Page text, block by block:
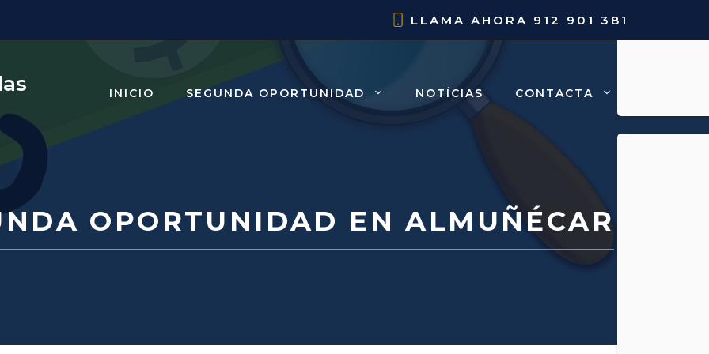
LLAMA AHORA 912 901 381
INICIO SEGUNDA OPORTUNIDAD NOTÍCIAS CONTACTA
OPORTUNIDAD EN ALMUÑÉCAR